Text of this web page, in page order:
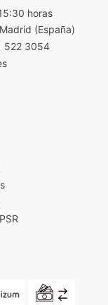
horas
(España)
522 3054